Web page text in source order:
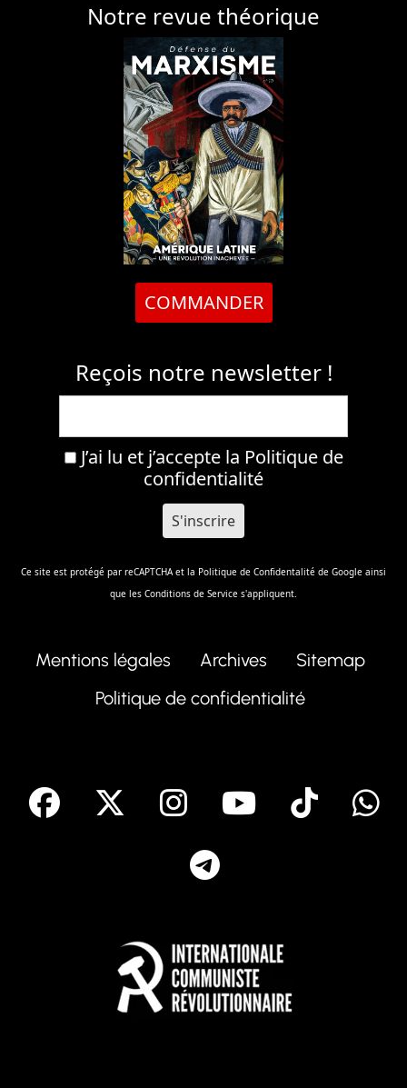
Notre revue théorique
COMMANDER
Reçois notre newsletter !
J’ai lu et j’accepte la Politique de
confidentialité
Ce site est protégé par reCAPTCHA et la Politique de Confidentalité de Google ainsi
que les Conditions de Service s'appliquent.
Mentions légales Archives
Sitemap
Politique de confidentialité
facebook Instagram
Youtube
Tik